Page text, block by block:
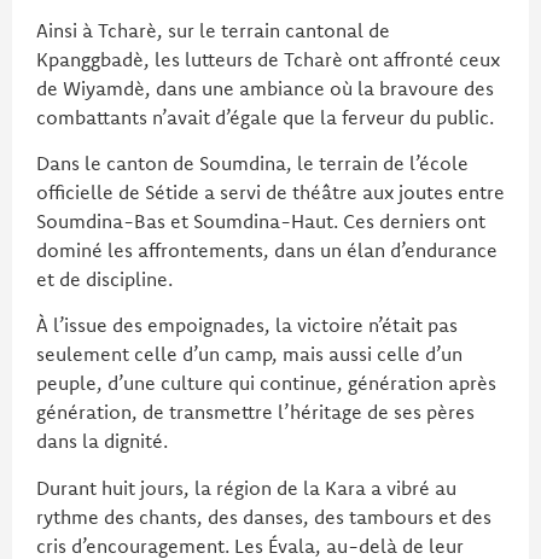
Ainsi à Tcharè, sur le terrain cantonal de
Kpanggbadè, les lutteurs de Tcharè ont affronté ceux
de Wiyamdè, dans une ambiance où la bravoure des
combattants n’avait d’égale que la ferveur du public.
Dans le canton de Soumdina, le terrain de l’école
officielle de Sétide a servi de théâtre aux joutes entre
Soumdina-Bas et Soumdina-Haut. Ces derniers ont
dominé les affrontements, dans un élan d’endurance
et de discipline.
À l’issue des empoignades, la victoire n’était pas
seulement celle d’un camp, mais aussi celle d’un
peuple, d’une culture qui continue, génération après
génération, de transmettre l’héritage de ses pères
dans la dignité.
Durant huit jours, la région de la Kara a vibré au
rythme des chants, des danses, des tambours et des
cris d’encouragement. Les Évala, au-delà de leur